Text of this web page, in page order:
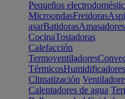
Pequeños
MicroondasFreidoras
asarBatidorasAmasadores
CocinaTostadoras
Calefacción
Termoventiladores
TérmicosHumidificadores
Climatización
Calentadores de agua